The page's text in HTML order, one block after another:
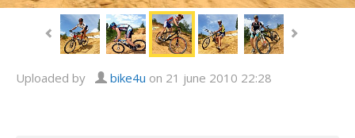
Uploaded by bike4u on 21 june 2010 22:28